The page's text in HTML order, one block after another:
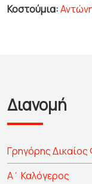
Κοστούμια:
Διανομή
Α΄ Καλόγερος